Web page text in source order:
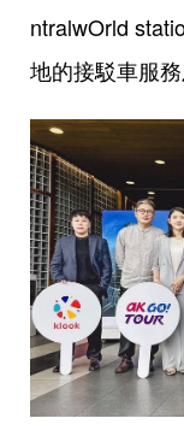
ntralwOrld
地的接駁車服務